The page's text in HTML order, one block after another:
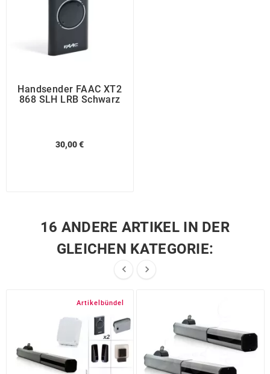
Handsender FAAC XT2
868 SLH LRB Schwarz
30,00 €
16 ANDERE ARTIKEL IN DER
GLEICHEN KATEGORIE:
 
Artikelbündel